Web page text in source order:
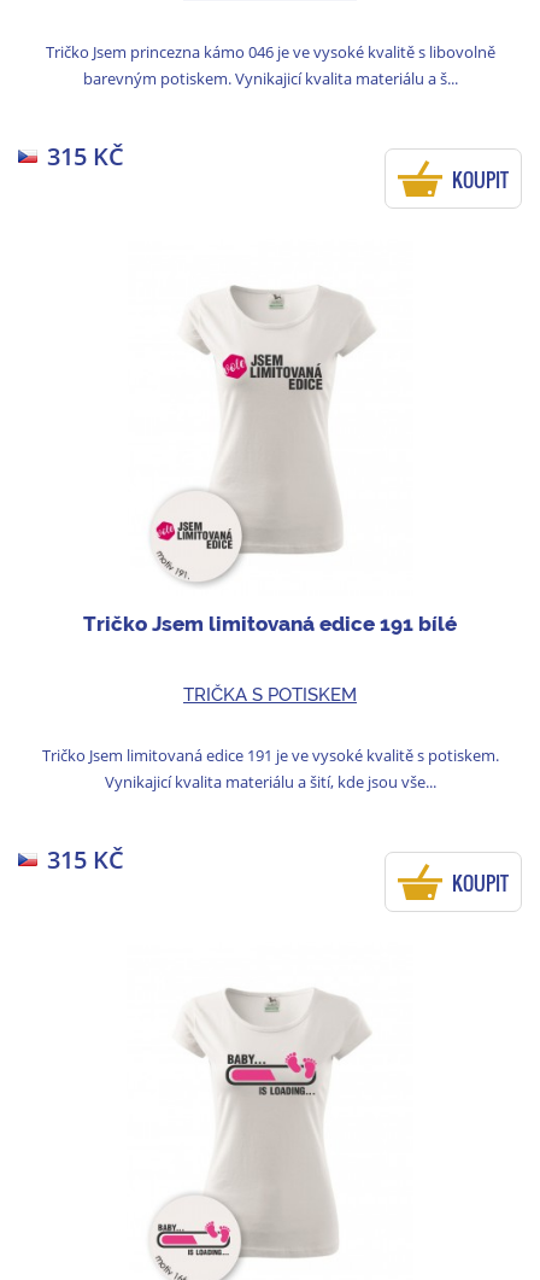
Tričko Jsem princezna kámo 046 je ve vysoké kvalitě s libovolně
barevným potiskem. Vynikajicí kvalita materiálu a š...
315 KČ
KOUPIT
Tričko Jsem limitovaná edice 191 bílé
TRIČKA S POTISKEM
Tričko Jsem limitovaná edice 191 je ve vysoké kvalitě s potiskem.
Vynikajicí kvalita materiálu a šití, kde jsou vše...
315 KČ
KOUPIT